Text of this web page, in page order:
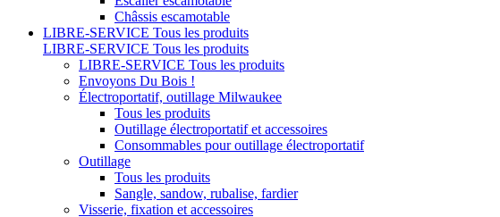
Châssis escamotable
LIBRE-SERVICE Tous les produits
LIBRE-SERVICE Tous les produits
LIBRE-SERVICE Tous les produits
Envoyons Du Bois !
Électroportatif, outillage Milwaukee
Tous les produits
Outillage électroportatif et accessoires
Consommables pour outillage électroportatif
Outillage
Tous les produits
Sangle, sandow, rubalise, fardier
Visserie, fixation et accessoires